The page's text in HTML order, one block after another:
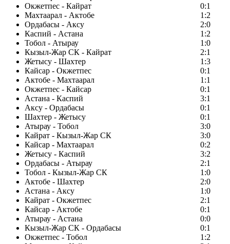
Окжетпес - Кайрат
0:1
Махтаарал - Актобе
1:2
Ордабасы - Аксу
2:0
Каспий - Астана
1:2
Тобол - Атырау
1:0
Кызыл-Жар СК - Кайрат
2:1
Жетысу - Шахтер
1:3
Кайсар - Окжетпес
0:1
Актобе - Махтаарал
1:1
Окжетпес - Кайсар
0:1
Астана - Каспий
3:1
Аксу - Ордабасы
0:1
Шахтер - Жетысу
0:1
Атырау - Тобол
3:0
Кайрат - Кызыл-Жар СК
3:0
Кайсар - Махтаарал
0:2
Жетысу - Каспий
3:2
Ордабасы - Атырау
2:1
Тобол - Кызыл-Жар СК
1:0
Актобе - Шахтер
2:0
Астана - Аксу
1:0
Кайрат - Окжетпес
2:1
Кайсар - Актобе
0:1
Атырау - Астана
0:0
Кызыл-Жар СК - Ордабасы
0:1
Окжетпес - Тобол
1:2